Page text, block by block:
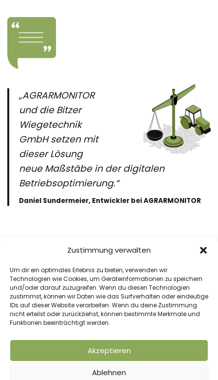
Zustimmung verwalten
Um dir ein optimales Erlebnis zu bieten, verwenden wir
Technologien wie Cookies, um Geräteinformationen zu speichern
und/oder darauf zuzugreifen. Wenn du diesen Technologien
zustimmst, können wir Daten wie das Surfverhalten oder eindeutige
IDs auf dieser Website verarbeiten. Wenn du deine Zustimmung
nicht erteilst oder zurückziehst, können bestimmte Merkmale und
Funktionen beeinträchtigt werden.
Akzeptieren
Ablehnen
„AGRARMONITOR
und die Bitzer
Wiegetechnik
GmbH setzen mit
dieser Lösung
neue Maßstäbe in der digitalen
Betriebsoptimierung.“
Daniel Sundermeier, Entwickler bei AGRARMONITOR
Landwirtschaft nur gemeinsam vorantreiben
können.
Eine Übersicht aller Schnittstellen finden
Sie hier!
GPS Tracking für Trecker –
welche Möglichkeiten gibt